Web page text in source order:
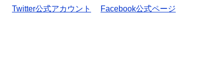
Twitter公式アカウント
Facebook公式ページ